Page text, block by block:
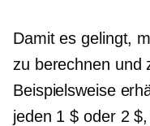
Damit es gelingt,
zu berechnen und
Beispielsweise
jeden 1 $ oder 2